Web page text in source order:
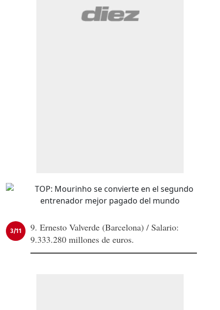
3/11
9. Ernesto Valverde (Barcelona) / Salario:
9.333.280 millones de euros.